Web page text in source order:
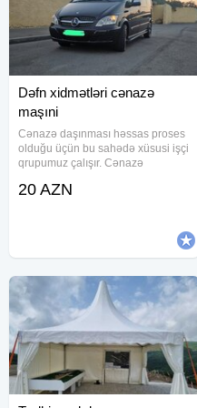
Dəfn xidmətləri cənazə
maşıni
Cənazə daşınması həssas proses
olduğu üçün bu sahədə xüsusi işçi
qrupumuz çalışır. Cənazə
istənilən nöqtəyə daşınma imkanı
20 AZN